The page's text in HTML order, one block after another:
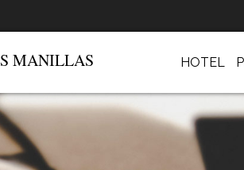
MANILLAS HOTEL